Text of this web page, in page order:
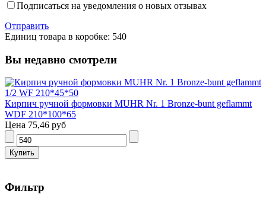
Подписаться на уведомления о новых отзывах
Отправить
Единиц товара в коробке: 540
Вы недавно смотрели
Кирпич ручной формовки MUHR Nr. 1 Bronze-bunt geflammt
WDF 210*100*65
Цена 75,46 руб
Фильтр